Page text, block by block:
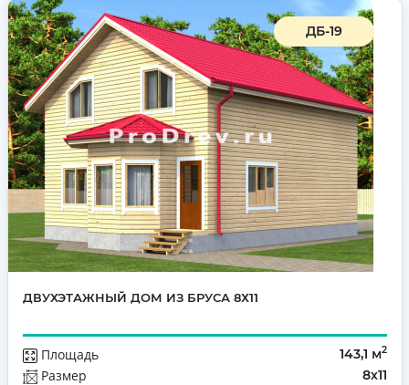
ДБ-19
ДВУХЭТАЖНЫЙ ДОМ ИЗ БРУСА 8Х11
Площадь 143,1 м2
Размер 8х11